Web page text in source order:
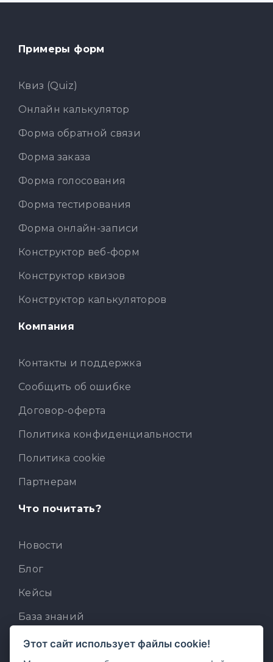
Примеры форм
Квиз (Quiz)
Онлайн калькулятор
Форма обратной связи
Форма заказа
Форма голосования
Форма тестирования
Форма онлайн-записи
Конструктор веб-форм
Конструктор квизов
Конструктор калькуляторов
Компания
Контакты и поддержка
Сообщить об ошибке
Договор-оферта
Политика конфиденциальности
Политика cookie
Партнерам
Что почитать?
Новости
Блог
Кейсы
База знаний
Для разработчиков
Этот сайт использует файлы cookie!